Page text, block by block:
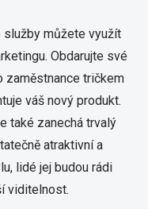
služby můžete využít
Obdarujte své
zaměstnance tričkem
váš nový produkt.
také zanechá trvalý
atraktivní a
lidé jej budou rádi
viditelnost.